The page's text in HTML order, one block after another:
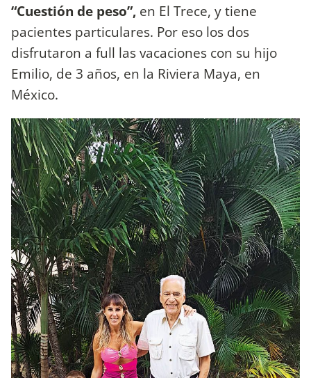
“Cuestión de peso”, en El Trece, y tiene
pacientes particulares. Por eso los dos
disfrutaron a full las vacaciones con su hijo
Emilio, de 3 años, en la Riviera Maya, en
México.